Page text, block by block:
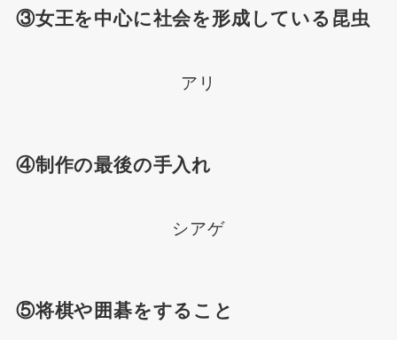
③女王を中心に社会を形成している昆虫
アリ
④制作の最後の手入れ
シアゲ
⑤将棋や囲碁をすること